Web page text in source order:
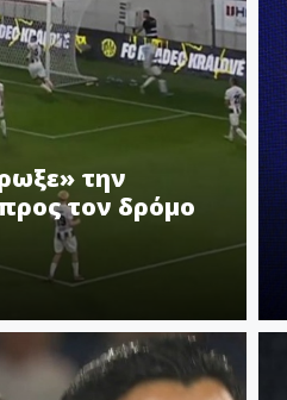
την
τον δρόμο